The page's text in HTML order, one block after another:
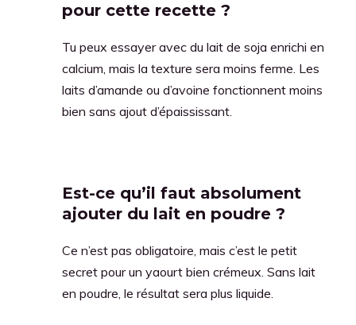
pour cette recette ?
Tu peux essayer avec du lait de soja enrichi en
calcium, mais la texture sera moins ferme. Les
laits d’amande ou d’avoine fonctionnent moins
bien sans ajout d’épaississant.
Est-ce qu’il faut absolument
ajouter du lait en poudre ?
Ce n’est pas obligatoire, mais c’est le petit
secret pour un yaourt bien crémeux. Sans lait
en poudre, le résultat sera plus liquide.